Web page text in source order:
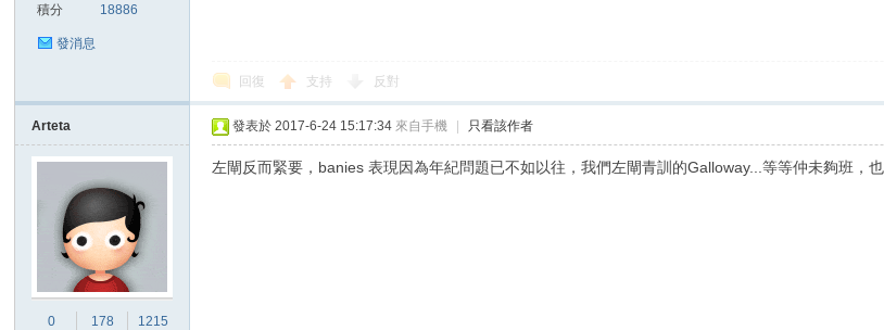
討
積分 18886
發消息
回復 支持 反對
Arteta
0
178
1215
發表於 2017-6-24 15:17:34 來自手機 只看該作者
左閘反而緊要，banies 表現因為年紀問題已不如以往，我們左閘青訓的Galloway...等等仲未夠班，